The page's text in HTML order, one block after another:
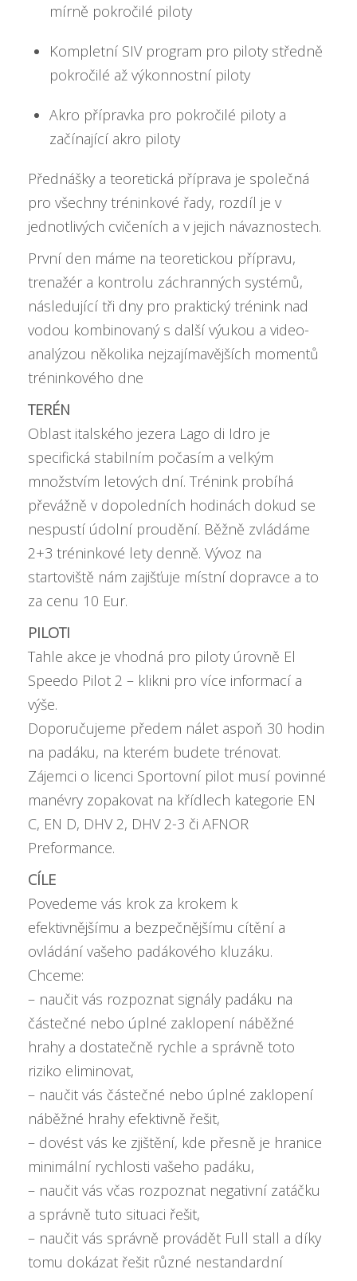
mírně pokročilé piloty
Kompletní SIV program pro piloty středně
pokročilé až výkonnostní piloty
Akro přípravka pro pokročilé piloty a
začínající akro piloty
Přednášky a teoretická příprava je společná
pro všechny tréninkové řady, rozdíl je v
jednotlivých cvičeních a v jejich návaznostech.
První den máme na teoretickou přípravu,
trenažér a kontrolu záchranných systémů,
následující tři dny pro praktický trénink nad
vodou kombinovaný s další výukou a video-
analýzou několika nejzajímavějších momentů
tréninkového dne
TERÉN
Oblast italského jezera Lago di Idro je
specifická stabilním počasím a velkým
množstvím letových dní. Trénink probíhá
převážně v dopoledních hodinách dokud se
nespustí údolní proudění. Běžně zvládáme
2+3 tréninkové lety denně. Vývoz na
startoviště nám zajišťuje místní dopravce a to
za cenu 10 Eur.
PILOTI
Tahle akce je vhodná pro piloty úrovně El
Speedo Pilot 2 – klikni pro více informací a
výše.
Doporučujeme předem nálet aspoň 30 hodin
na padáku, na kterém budete trénovat.
Zájemci o licenci Sportovní pilot musí povinné
manévry zopakovat na křídlech kategorie EN
C, EN D, DHV 2, DHV 2-3 či AFNOR
Preformance.
CÍLE
Povedeme vás krok za krokem k
efektivnějšímu a bezpečnějšímu cítění a
ovládání vašeho padákového kluzáku.
Chceme:
– naučit vás rozpoznat signály padáku na
částečné nebo úplné zaklopení náběžné
hrahy a dostatečně rychle a správně toto
riziko eliminovat,
– naučit vás částečné nebo úplné zaklopení
náběžné hrahy efektivně řešit,
– dovést vás ke zjištění, kde přesně je hranice
minimální rychlosti vašeho padáku,
– naučit vás včas rozpoznat negativní zatáčku
a správně tuto situaci řešit,
– naučit vás správně provádět Full stall a díky
tomu dokázat řešit různé nestandardní